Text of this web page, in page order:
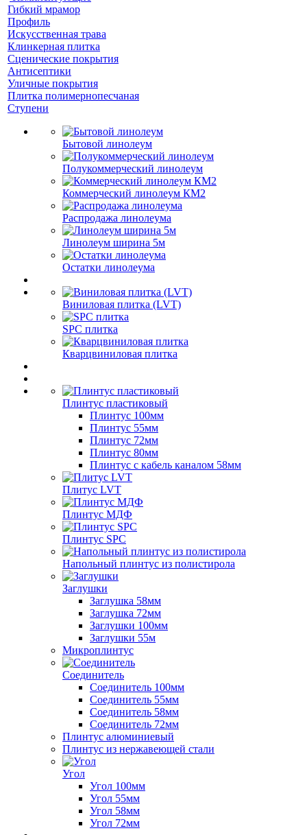
Гибкий мрамор
Профиль
Искусственная трава
Клинкерная плитка
Сценические покрытия
Антисептики
Уличные покрытия
Плитка полимернопесчаная
Ступени
Бытовой линолеум
Полукоммерческий линолеум
Коммерческий линолеум КМ2
Распродажа линолеума
Линолеум ширина 5м
Остатки линолеума
Виниловая плитка (LVT)
SPC плитка
Кварцвиниловая плитка
Плинтус пластиковый
Плинтус 100мм
Плинтус 55мм
Плинтус 72мм
Плинтус 80мм
Плинтус с кабель каналом 58мм
Плитус LVT
Плинтус МДФ
Плинтус SPC
Напольный плинтус из полистирола
Заглушки
Заглушка 58мм
Заглушка 72мм
Заглушки 100мм
Заглушки 55м
Микроплинтус
Соединитель
Соединитель 100мм
Соединитель 55мм
Соединитель 58мм
Соединитель 72мм
Плинтус алюминиевый
Плинтус из нержавеющей стали
Угол
Угол 100мм
Угол 55мм
Угол 58мм
Угол 72мм